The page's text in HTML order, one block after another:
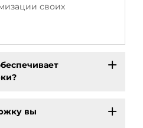
своих
вы